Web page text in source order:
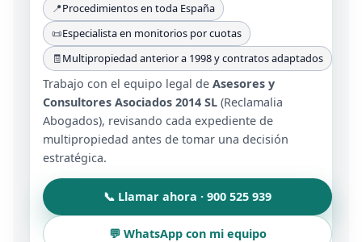
📍Procedimientos en toda España
📜Especialista en monitorios por cuotas
🧾Multipropiedad anterior a 1998 y contratos adaptados
Trabajo con el equipo legal de Asesores y
Consultores Asociados 2014 SL (Reclamalia
Abogados), revisando cada expediente de
multipropiedad antes de tomar una decisión
estratégica.
📞 Llamar ahora · 900 525 939
💬 WhatsApp con mi equipo